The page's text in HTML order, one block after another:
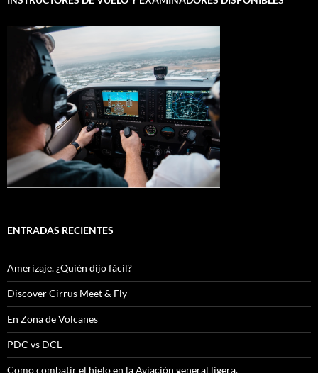
ENTRADAS RECIENTES
Amerizaje. ¿Quién dijo fácil?
Discover Cirrus Meet & Fly
En Zona de Volcanes
PDC vs DCL
Como combatir el hielo en la Aviación general ligera.